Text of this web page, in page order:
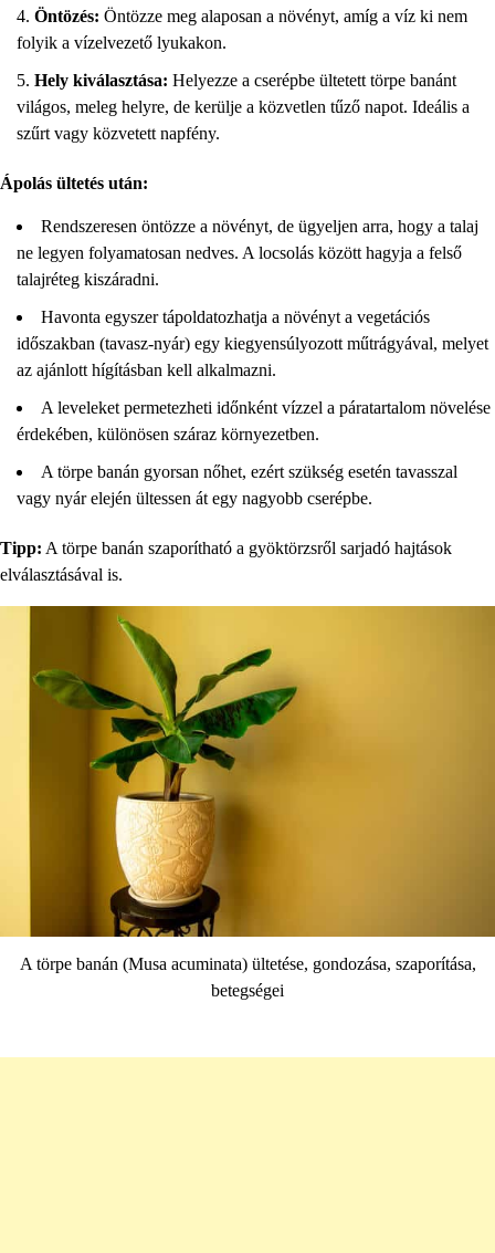
Öntözés: Öntözze meg alaposan a növényt, amíg a víz ki nem
folyik a vízelvezető lyukakon.
Hely kiválasztása: Helyezze a cserépbe ültetett törpe banánt
világos, meleg helyre, de kerülje a közvetlen tűző napot. Ideális a
szűrt vagy közvetett napfény.
Ápolás ültetés után:
Rendszeresen öntözze a növényt, de ügyeljen arra, hogy a talaj
ne legyen folyamatosan nedves. A locsolás között hagyja a felső
talajréteg kiszáradni.
Havonta egyszer tápoldatozhatja a növényt a vegetációs
időszakban (tavasz-nyár) egy kiegyensúlyozott műtrágyával, melyet
az ajánlott hígításban kell alkalmazni.
A leveleket permetezheti időnként vízzel a páratartalom növelése
érdekében, különösen száraz környezetben.
A törpe banán gyorsan nőhet, ezért szükség esetén tavasszal
vagy nyár elején ültessen át egy nagyobb cserépbe.
Tipp: A törpe banán szaporítható a gyöktörzsről sarjadó hajtások
elválasztásával is.
A törpe banán (Musa acuminata) ültetése, gondozása, szaporítása,
betegségei